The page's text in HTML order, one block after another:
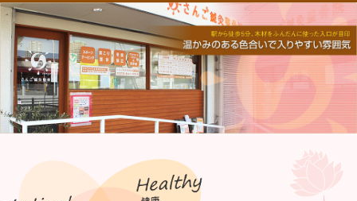
さんご鍼灸整骨院
診療案内
施術料金
よくあるご質問
地図・アクセス
保険診療
交通事故・むちうち
マタニティ整体
産後の骨盤矯正